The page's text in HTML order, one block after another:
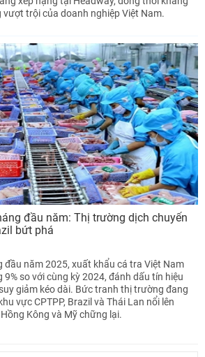
trội của doanh nghiệp Việt Nam.
đầu năm: Thị trường dịch chuyển
bứt phá
đầu năm 2025, xuất khẩu cá tra Việt Nam
9% so với cùng kỳ 2024, đánh dấu tín hiệu
giảm kéo dài. Bức tranh thị trường đang
vực CPTPP, Brazil và Thái Lan nổi lên
Kông và Mỹ chững lại.